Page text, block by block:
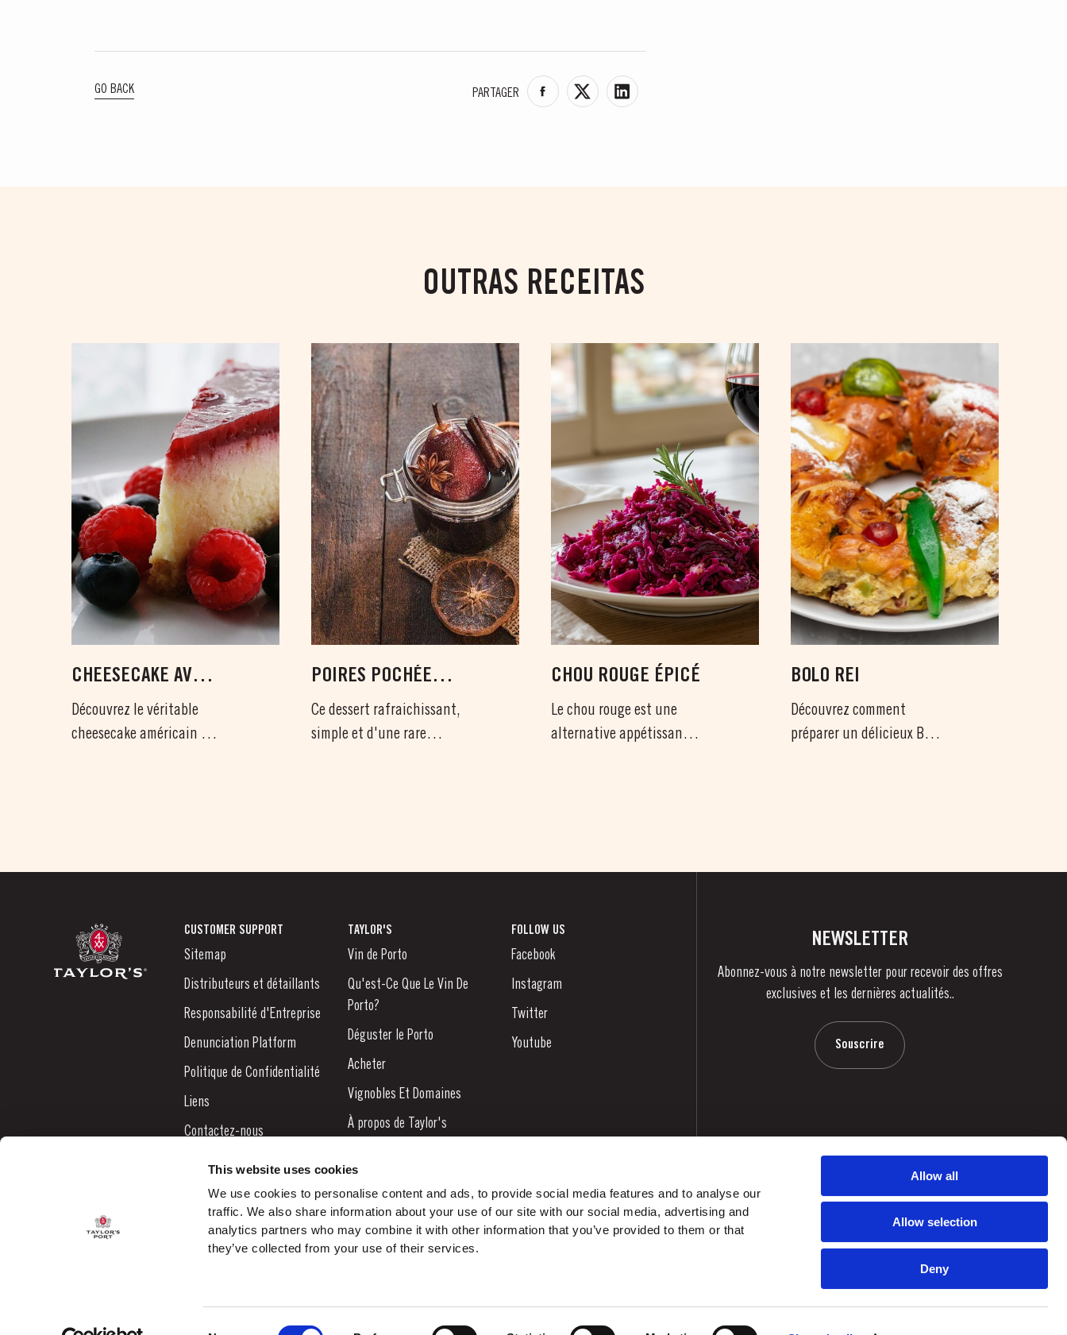
This website uses cookies
We use cookies to personalise content and ads, to provide social media features and to analyse our
traffic. We also share information about your use of our site with our social media, advertising and
analytics partners who may combine it with other information that you’ve provided to them or that
they’ve collected from your use of their services.
Allow all
Allow selection
Deny
GO BACK PARTAGER
OUTRAS RECEITAS
CHEESECAKE AVEC
Découvrez le véritable
cheesecake américain (et
POIRES POCHÉES
Ce dessert rafraichissant,
simple et d'une rare
CHOU ROUGE ÉPICÉ
Le chou rouge est une
alternative appétissante
BOLO REI
Découvrez comment
préparer un délicieux Bolo
CUSTOMER SUPPORT
Sitemap
Distributeurs et détaillants
Responsabilité d'Entreprise
Denunciation Platform
Politique de Confidentialité
Liens
Contactez-nous
TAYLOR'S
Vin de Porto
Qu'est-Ce Que Le Vin De
Porto?
Déguster le Porto
Acheter
Vignobles Et Domaines
À propos de Taylor's
Contactez-nous
FOLLOW US
Facebook
Instagram
Twitter
Youtube
NEWSLETTER
Abonnez-vous à notre newsletter pour recevoir des offres
exclusives et les dernières actualités..
Souscrire
© 2026 Taylor's Port ALL RIGHTS RESERVED. by webcomum